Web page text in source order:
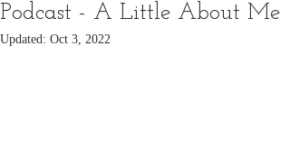
Podcast - A Little About Me
Updated: Oct 3, 2022